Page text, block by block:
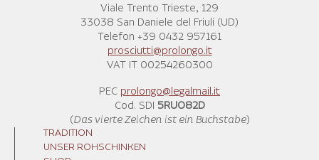
Viale Trento Trieste, 129
33038 San Daniele del Friuli (UD)
Telefon +39 0432 957161
prosciutti@prolongo.it
VAT IT 00254260300
PEC prolongo@legalmail.it
Cod. SDI 5RUO82D
(Das vierte Zeichen ist ein Buchstabe)
TRADITION
UNSER ROHSCHINKEN